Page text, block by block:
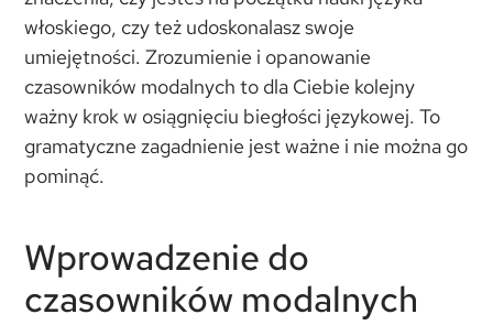
włoskiego, czy też udoskonalasz swoje
umiejętności. Zrozumienie i opanowanie
czasowników modalnych to dla Ciebie kolejny
ważny krok w osiągnięciu biegłości językowej. To
gramatyczne zagadnienie jest ważne i nie można go
pominąć.
Wprowadzenie do
czasowników modalnych